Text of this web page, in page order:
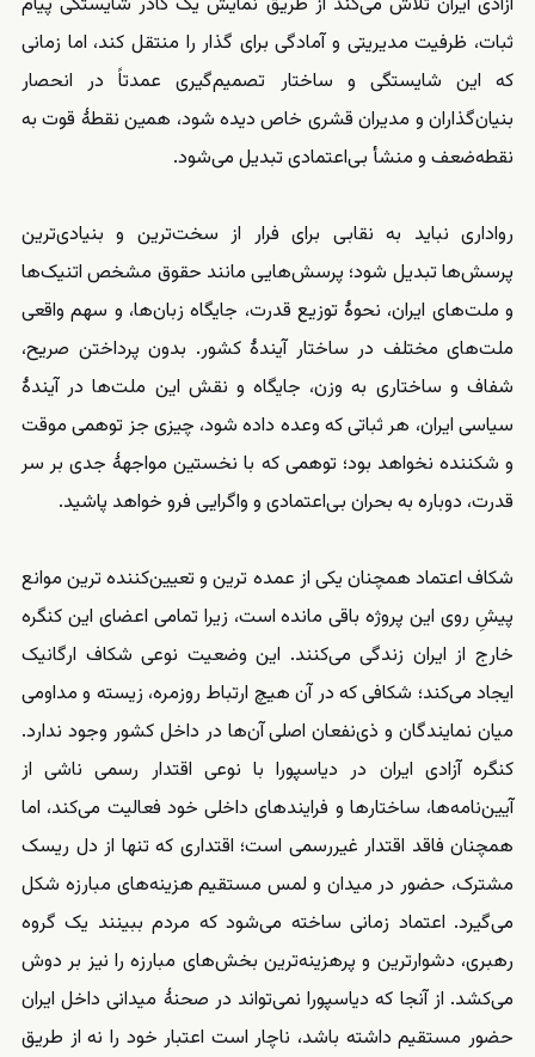
ثبات، ظرفیت مدیریتی و آمادگی برای گذار را منتقل کند، اما زمانی
که این شایستگی و ساختار تصمیم‌گیری عمدتاً در انحصار
بنیان‌گذاران و مدیران قشری خاص دیده شود، همین نقطهٔ قوت به
نقطه‌ضعف و منشأ بی‌اعتمادی تبدیل می‌شود.
رواداری نباید به نقابی برای فرار از سخت‌ترین و بنیادی‌ترین
پرسش‌ها تبدیل شود؛ پرسش‌هایی مانند حقوق مشخص اتنیک‌ها
و ملت‌های ایران، نحوهٔ توزیع قدرت، جایگاه زبان‌ها، و سهم واقعی
ملت‌های مختلف در ساختار آیندهٔ کشور. بدون پرداختن صریح،
شفاف و ساختاری به وزن، جایگاه و نقش این ملت‌ها در آیندهٔ
سیاسی ایران، هر ثباتی که وعده داده شود، چیزی جز توهمی موقت
و شکننده نخواهد بود؛ توهمی که با نخستین مواجههٔ جدی بر سر
قدرت، دوباره به بحران بی‌اعتمادی و واگرایی فرو خواهد پاشید.
شکاف اعتماد همچنان یکی از عمده ترین و تعیین‌کننده‌ ترین موانع
پیشِ روی این پروژه باقی مانده است، زیرا تمامی اعضای این کنگره
خارج از ایران زندگی می‌کنند. این وضعیت نوعی شکاف ارگانیک
ایجاد می‌کند؛ شکافی که در آن هیچ ارتباط روزمره، زیسته و مداومی
میان نمایندگان و ذی‌نفعان اصلی آن‌ها در داخل کشور وجود ندارد.
کنگره آزادی ایران در دیاسپورا با نوعی اقتدار رسمی ناشی از
آیین‌نامه‌ها، ساختارها و فرایندهای داخلی خود فعالیت می‌کند، اما
همچنان فاقد اقتدار غیررسمی است؛ اقتداری که تنها از دل ریسک
مشترک، حضور در میدان و لمس مستقیم هزینه‌های مبارزه شکل
می‌گیرد. اعتماد زمانی ساخته می‌شود که مردم ببینند یک گروه
رهبری، دشوارترین و پرهزینه‌ترین بخش‌های مبارزه را نیز بر دوش
می‌کشد. از آنجا که دیاسپورا نمی‌تواند در صحنهٔ میدانی داخل ایران
حضور مستقیم داشته باشد، ناچار است اعتبار خود را نه از طریق